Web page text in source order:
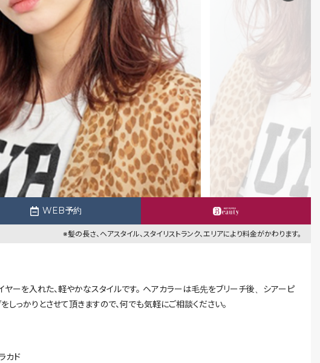
WEB予約
※髪の長さ、ヘアスタイル、スタイリストランク、エリアにより料金がかわります。
カド
ヤーを入れた、軽やかなスタイルです。 ヘアカラーは毛先をブリーチ後、シアーピ
っかりとさせて頂きますので、何でも気軽にご相談ください。